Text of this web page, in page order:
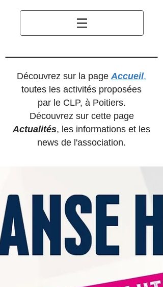
Découvrez sur la pageAccueil,
toutes les activités proposées
par le CLP, à Poitiers.
Découvrez sur cette page
Actualités, les informations et les
news de l'association.